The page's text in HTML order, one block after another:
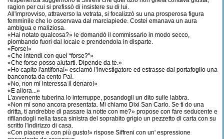
ragion per cui si prefissò di insistere su di lui.
All'improvviso, attraverso la vetrata, si focalizzò su una prosperosa figura
femminile che lo osservava dal marciapiede. Costei emanava un aura
ambigua e maliziosa.
«Hai notato qualcosa?» le domandò il commissario in modo secco,
piombando fuori dal locale e prendendola in disparte.
«Forse!»
«Che intendi con quel “forse?"»
«Che forse posso aiutarti. Dipende da te.»
«Ho capito l'antifona!» esclamò l’investigatore ed estrasse dal portafoglio una
banconota da cento Pai.
«No, non mi interessa il denaro!»
«E allora...»
L'avvenente tuberina lo interruppe, posandogli un dito sulle labbra.
«Non mi sono ancora presentata. Mi chiamo Dixi San Carlo. Se ti do una
dritta, ti andrebbe di passare la notte con me?» propose con fare seducente e
rifilandogli nella tasca sinistra del soprabito grigio un pezzetto di carta con su
scritto l'indirizzo di casa.
«Con piacere e con più gusto!» rispose Siffreni con un' espressione